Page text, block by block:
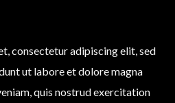
consectetur adipiscing elit, sed
ut labore et dolore magna
quis nostrud exercitation